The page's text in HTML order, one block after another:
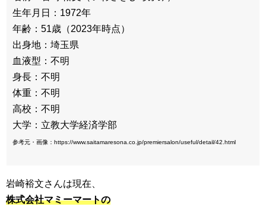
生年月日：1972年
年齢：51歳（2023年時点）
出身地：埼玉県
血液型：不明
身長：不明
体重：不明
高校：不明
大学：立教大学経済学部
参考元・画像：https://www.saitamaresona.co.jp/premiersalon/useful/detail/42.html
岩崎裕文さんは現在、
株式会社マミーマートの